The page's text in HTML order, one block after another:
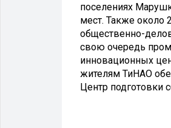
поселениях
мест. Также около
общественно-
свою очередь
инновационных
жителям ТиНАО
Центр подготовки